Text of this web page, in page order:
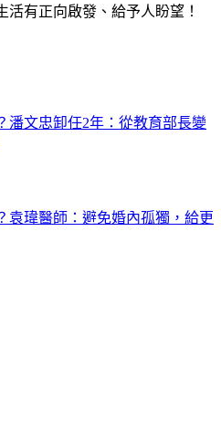
有正向啟發、給予人盼望！
潘文忠卸任2年：從教育部長變
袁瑋醫師：避免婚內孤獨，給更